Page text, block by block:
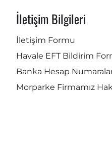
İletişim Bilgileri
İletişim Formu
Havale EFT Bildirim
Banka Hesap
Morparke Firmamız